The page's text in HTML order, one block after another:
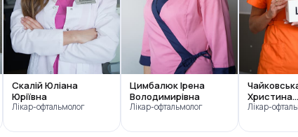
Скалій Юліана
Юріївна
Лікар-офтальмолог
Цимбалюк Ірена
Володимирівна
Лікар-офтальмолог
Христина
Лікар-